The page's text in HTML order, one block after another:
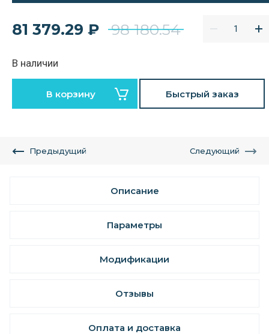
81 379.29 ₽ 98 180.54
В наличии
В корзину Быстрый заказ
Предыдущий Следующий
Описание
Параметры
Модификации
Отзывы
Оплата и доставка